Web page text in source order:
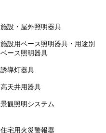
施設・屋外照明器具
施設用ベース照明器具・用途別
ベース照明器具
誘導灯器具
高天井用器具
景観照明システム
住宅用火災警報器